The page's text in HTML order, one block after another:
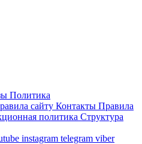
Политика
сайту Контакты Правила
политика Структура
instagram telegram viber